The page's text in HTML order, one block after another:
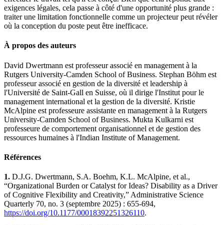
exigences légales, cela passe à côté d'une opportunité plus grande :
traiter une limitation fonctionnelle comme un projecteur peut révéler
où la conception du poste peut être inefficace.
À propos des auteurs
David Dwertmann est professeur associé en management à la
Rutgers University-Camden School of Business. Stephan Böhm est
professeur associé en gestion de la diversité et leadership à
l'Université de Saint-Gall en Suisse, où il dirige l'Institut pour le
management international et la gestion de la diversité. Kristie
McAlpine est professeure assistante en management à la Rutgers
University-Camden School of Business. Mukta Kulkarni est
professeure de comportement organisationnel et de gestion des
ressources humaines à l'Indian Institute of Management.
Références
1. D.J.G. Dwertmann, S.A. Boehm, K.L. McAlpine, et al.,
“Organizational Burden or Catalyst for Ideas? Disability as a Driver
of Cognitive Flexibility and Creativity,” Administrative Science
Quarterly 70, no. 3 (septembre 2025) : 655-694,
https://doi.org/10.1177/00018392251326110.